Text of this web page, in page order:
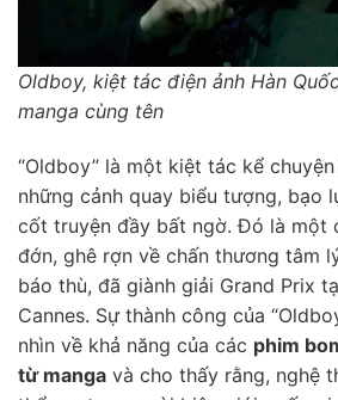
Oldboy, kiệt tác điện ảnh Hàn
manga cùng tên
“Oldboy” là một kiệt tác kể
những cảnh quay biểu tượng, bạo
cốt truyện đầy bất ngờ. Đó là một
đớn, ghê rợn về chấn thương tâm
báo thù, đã giành giải Grand Prix
Cannes. Sự thành công của
nhìn về khả năng của các phim
từ manga và cho thấy rằng, nghệ